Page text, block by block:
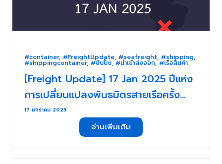
#container, #FreightUpdate, #seafreight, #shipping,
#shippingcontainer, #ชิปปิ้ง,#นำเข้าส่งออก,#เรือสินค้า
[Freight Update] 17 Jan 2025 ปีแห่ง
การเปลี่ยนแปลงพันธมิตรสายเรือครั้ง
ใหญ่ . . .
17 มกราคม 2025
อ่านเพิ่มเติม